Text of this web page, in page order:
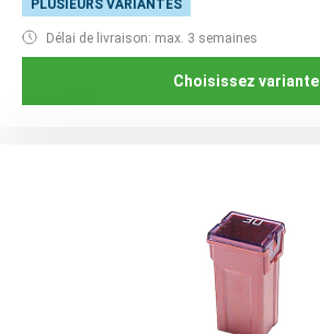
PLUSIEURS VARIANTES
Délai de livraison: max. 3 semaines
Choisissez variante